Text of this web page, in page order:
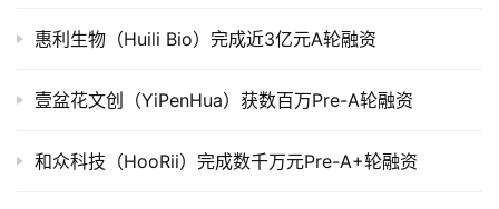
惠利生物（Huili Bio）完成近3亿元A轮融资
壹盆花文创（YiPenHua）获数百万Pre-A轮融资
和众科技（HooRii）完成数千万元Pre-A+轮融资